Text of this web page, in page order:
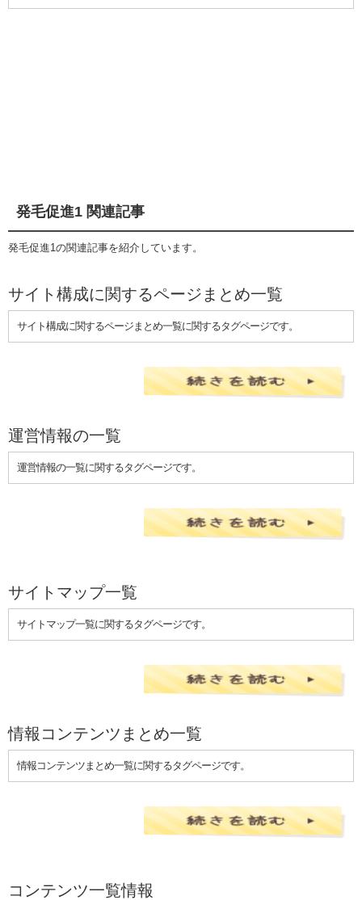
発毛促進1 関連記事
発毛促進1の関連記事を紹介しています。
サイト構成に関するページまとめ一覧
サイト構成に関するページまとめ一覧に関するタグページです。
運営情報の一覧
運営情報の一覧に関するタグページです。
サイトマップ一覧
サイトマップ一覧に関するタグページです。
情報コンテンツまとめ一覧
情報コンテンツまとめ一覧に関するタグページです。
コンテンツ一覧情報